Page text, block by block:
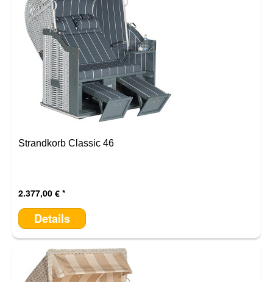
Strandkorb Classic 46
2.377,00 €
Details